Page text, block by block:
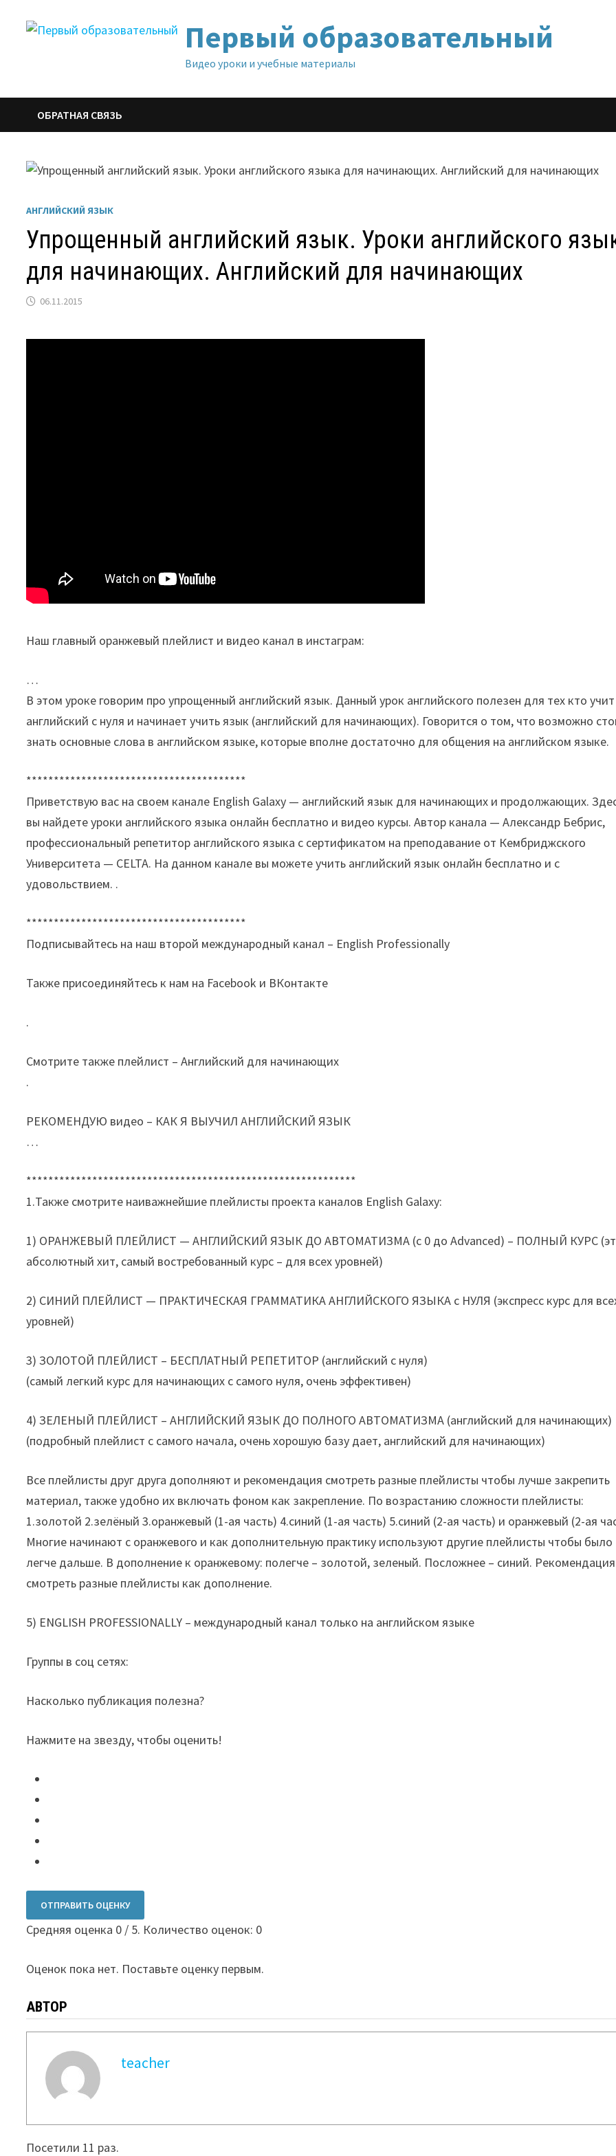
Первый образовательный
Видео уроки и учебные материалы
ОБРАТНАЯ СВЯЗЬ
АНГЛИЙСКИЙ ЯЗЫК
Упрощенный английский язык. Уроки английского
для начинающих. Английский для начинающих
06.11.2015
Наш главный оранжевый плейлист и видео канал в инстаграм:
…
В этом уроке говорим про упрощенный английский язык. Данный урок английского полезен для тех кто учит
английский с нуля и начинает учить язык (английский для начинающих). Говорится о том, что возможно
знать основные слова в английском языке, которые вполне достаточно для общения на английском языке.
****************************************
Приветствую вас на своем канале English Galaxy — английский язык для начинающих и продолжающих.
вы найдете уроки английского языка онлайн бесплатно и видео курсы. Автор канала — Александр Бебрис,
профессиональный репетитор английского языка с сертификатом на преподавание от Кембриджского
Университета — CELTA. На данном канале вы можете учить английский язык онлайн бесплатно и с
удовольствием. .
****************************************
Подписывайтесь на наш второй международный канал – English Professionally
Также присоединяйтесь к нам на Facebook и ВКонтакте
.
Смотрите также плейлист – Английский для начинающих
.
РЕКОМЕНДУЮ видео – КАК Я ВЫУЧИЛ АНГЛИЙСКИЙ ЯЗЫК
…
************************************************************
1.Также смотрите наиважнейшие плейлисты проекта каналов English Galaxy:
1) ОРАНЖЕВЫЙ ПЛЕЙЛИСТ — АНГЛИЙСКИЙ ЯЗЫК ДО АВТОМАТИЗМА (с 0 до Advanced) – ПОЛНЫЙ КУРС
абсолютный хит, самый востребованный курс – для всех уровней)
2) СИНИЙ ПЛЕЙЛИСТ — ПРАКТИЧЕСКАЯ ГРАММАТИКА АНГЛИЙСКОГО ЯЗЫКА с НУЛЯ (экспресс курс для
уровней)
3) ЗОЛОТОЙ ПЛЕЙЛИСТ – БЕСПЛАТНЫЙ РЕПЕТИТОР (английский с нуля)
(самый легкий курс для начинающих с самого нуля, очень эффективен)
4) ЗЕЛЕНЫЙ ПЛЕЙЛИСТ – АНГЛИЙСКИЙ ЯЗЫК ДО ПОЛНОГО АВТОМАТИЗМА (английский для начинающих)
(подробный плейлист с самого начала, очень хорошую базу дает, английский для начинающих)
Все плейлисты друг друга дополняют и рекомендация смотреть разные плейлисты чтобы лучше закрепить
материал, также удобно их включать фоном как закрепление. По возрастанию сложности плейлисты:
1.золотой 2.зелёный 3.оранжевый (1-ая часть) 4.синий (1-ая часть) 5.синий (2-ая часть) и оранжевый (2-ая
Многие начинают с оранжевого и как дополнительную практику используют другие плейлисты чтобы было
легче дальше. В дополнение к оранжевому: полегче – золотой, зеленый. Посложнее – синий.
смотреть разные плейлисты как дополнение.
5) ENGLISH PROFESSIONALLY – международный канал только на английском языке
Группы в соц сетях:
Насколько публикация полезна?
Нажмите на звезду, чтобы оценить!
ОТПРАВИТЬ ОЦЕНКУ
Средняя оценка 0 / 5. Количество оценок: 0
Оценок пока нет. Поставьте оценку первым.
АВТОР
teacher
Посетили 11 раз.